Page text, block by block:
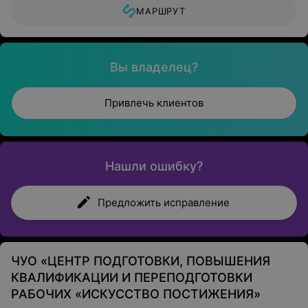
МАРШРУТ
Вы владелец?
Привлечь клиентов
Нашли ошибку?
Предложить исправление
ЧУО «ЦЕНТР ПОДГОТОВКИ, ПОВЫШЕНИЯ
КВАЛИФИКАЦИИ И ПЕРЕПОДГОТОВКИ
РАБОЧИХ «ИСКУССТВО ПОСТИЖЕНИЯ»